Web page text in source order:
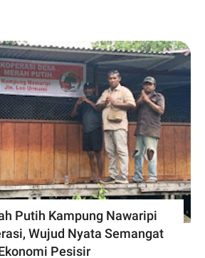
Putih Kampung Nawaripi
Wujud Nyata Semangat
Pesisir